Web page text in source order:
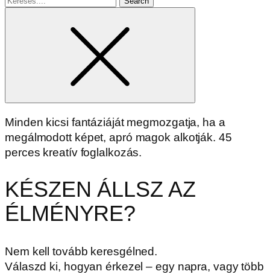
Minden kicsi fantáziáját megmozgatja, ha a
megálmodott képet, apró magok alkotják. 45
perces kreatív foglalkozás.
KÉSZEN ÁLLSZ AZ
ÉLMÉNYRE?
Nem kell tovább keresgélned.
Válaszd ki, hogyan érkezel – egy napra, vagy több